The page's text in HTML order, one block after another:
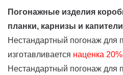
Погонажные изделия
планки, карнизы и
Нестандартный погонаж для
изготавливается наценка 20%
Нестандартный погонаж для